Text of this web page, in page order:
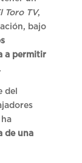
Toro TV,
bajo
a permitir
del
de una